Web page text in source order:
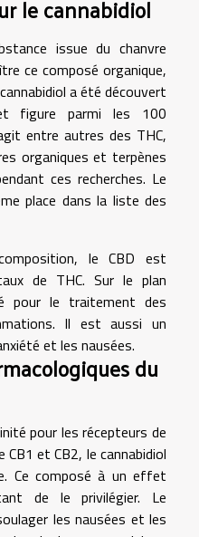
le cannabidiol
issue du chanvre
ce composé organique,
a été découvert
figure parmi les 100
entre autres des THC,
organiques et terpènes
ces recherches. Le
place dans la liste des
le CBD est
de THC. Sur le plan
pour le traitement des
Il est aussi un
et les nausées.
du
pour les récepteurs de
CB1 et CB2, le cannabidiol
Ce composé à un effet
de le privilégier. Le
les nausées et les